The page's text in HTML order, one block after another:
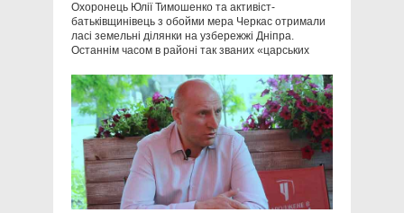
Охоронець Юлії Тимошенко та активіст-
батьківщинівець з обойми мера Черкас отримали
ласі земельні ділянки на узбережжі Дніпра.
Останнім часом в районі так званих «царських